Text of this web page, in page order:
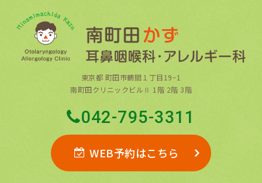
東京都 町田市鶴間１丁目19−1
南町田クリニックビルⅡ 1階 2階 3階
042-795-3311
WEB予約はこちら